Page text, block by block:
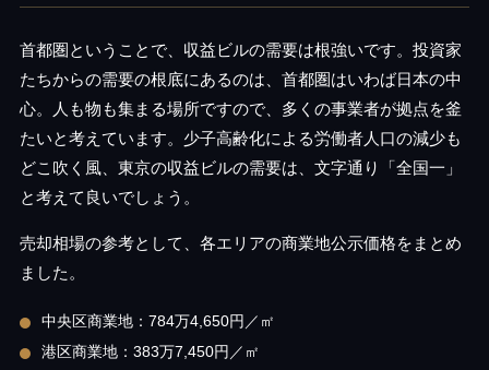
首都圏ということで、収益ビルの需要は根強いです。投資家
たちからの需要の根底にあるのは、首都圏はいわば日本の中
心。人も物も集まる場所ですので、多くの事業者が拠点を釜
たいと考えています。少子高齢化による労働者人口の減少も
どこ吹く風、東京の収益ビルの需要は、文字通り「全国一」
と考えて良いでしょう。
売却相場の参考として、各エリアの商業地公示価格をまとめ
ました。
中央区商業地：784万4,650円／㎡
港区商業地：383万7,450円／㎡